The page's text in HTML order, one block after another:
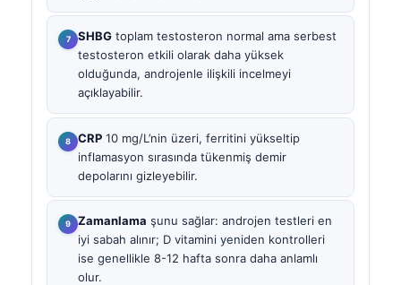
SHBG toplam testosteron normal ama serbest
testosteron etkili olarak daha yüksek
olduğunda, androjenle ilişkili incelmeyi
açıklayabilir.
CRP 10 mg/L’nin üzeri, ferritini yükseltip
inflamasyon sırasında tükenmiş demir
depolarını gizleyebilir.
Zamanlama şunu sağlar: androjen testleri en
iyi sabah alınır; D vitamini yeniden kontrolleri
ise genellikle 8-12 hafta sonra daha anlamlı
olur.